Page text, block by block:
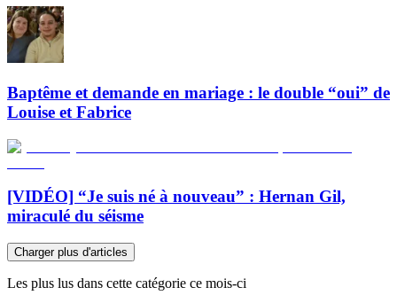
Baptême et demande en mariage : le double “oui” de
Louise et Fabrice
[VIDÉO] “Je suis né à nouveau” : Hernan Gil,
miraculé du séisme
Charger plus d'articles
Les plus lus dans cette catégorie ce mois-ci